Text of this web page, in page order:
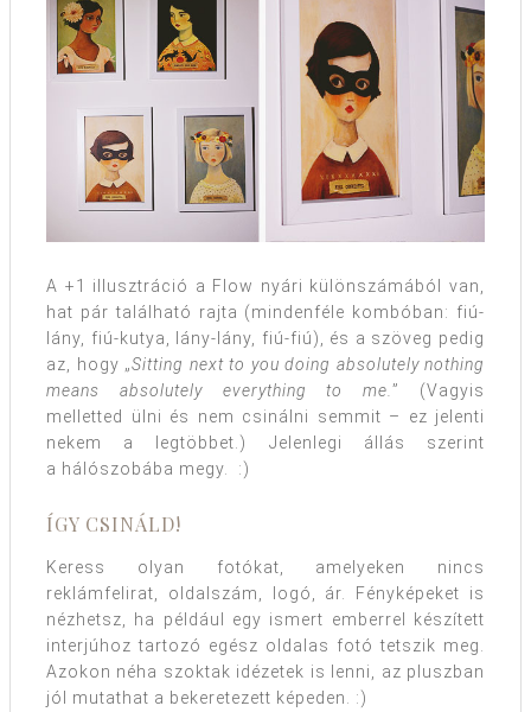
A +1 illusztráció a Flow nyári különszámából van,
hat pár található rajta (mindenféle kombóban: fiú-
lány, fiú-kutya, lány-lány, fiú-fiú), és a szöveg pedig
az, hogy „Sitting next to you doing absolutely nothing
means absolutely everything to me.” (Vagyis
melletted ülni és nem csinálni semmit – ez jelenti
nekem a legtöbbet.) Jelenlegi állás szerint
a hálószobába megy. :)
ÍGY CSINÁLD!
Keress olyan fotókat, amelyeken nincs
reklámfelirat, oldalszám, logó, ár. Fényképeket is
nézhetsz, ha például egy ismert emberrel készített
interjúhoz tartozó egész oldalas fotó tetszik meg.
Azokon néha szoktak idézetek is lenni, az pluszban
jól mutathat a bekeretezett képeden. :)